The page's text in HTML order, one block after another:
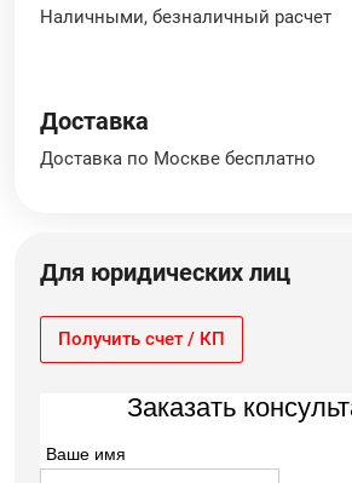
Наличными, безналичный расчет
Доставка
Доставка по Москве бесплатно
Для юридических лиц
Получить счет / КП
Заказать
Ваше имя